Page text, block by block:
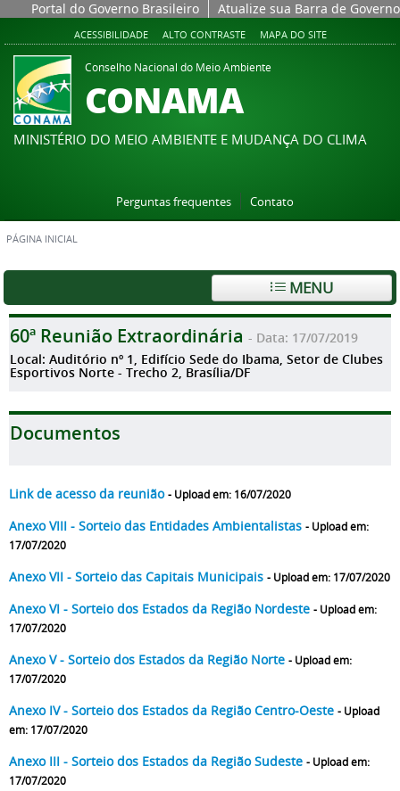
Portal do Governo Brasileiro Atualize sua Barra de Governo
ACESSIBILIDADE ALTO CONTRASTE MAPA DO SITE
Conselho Nacional do Meio Ambiente
CONAMA
MINISTÉRIO DO MEIO AMBIENTE E MUDANÇA DO CLIMA
Perguntas frequentes Contato
PÁGINA INICIAL
MENU
60ª Reunião Extraordinária - Data: 17/07/2019
Local: Auditório nº 1, Edifício Sede do Ibama, Setor de Clubes
Esportivos Norte - Trecho 2, Brasília/DF
Documentos
Link de acesso da reunião - Upload em: 16/07/2020
Anexo VIII - Sorteio das Entidades Ambientalistas - Upload em:
17/07/2020
Anexo VII - Sorteio das Capitais Municipais - Upload em: 17/07/2020
Anexo VI - Sorteio dos Estados da Região Nordeste - Upload em:
17/07/2020
Anexo V - Sorteio dos Estados da Região Norte - Upload em:
17/07/2020
Anexo IV - Sorteio dos Estados da Região Centro-Oeste - Upload
em: 17/07/2020
Anexo III - Sorteio dos Estados da Região Sudeste - Upload em:
17/07/2020